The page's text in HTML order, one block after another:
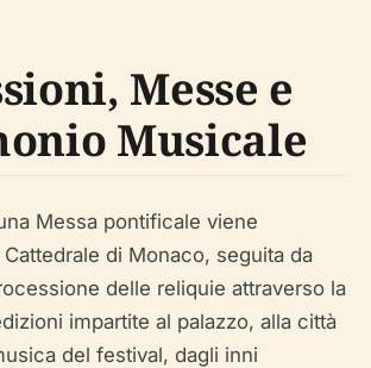
Messe e
Musicale
Messa pontificale viene
di Monaco, seguita da
delle reliquie attraverso la
impartite al palazzo, alla città
del festival, dagli inni